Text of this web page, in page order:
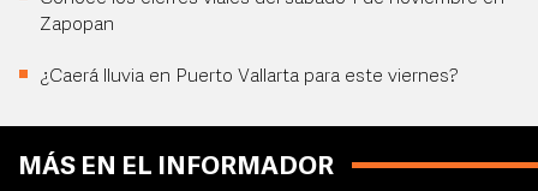
Zapopan
¿Caerá lluvia en Puerto Vallarta para este viernes?
MÁS EN EL INFORMADOR